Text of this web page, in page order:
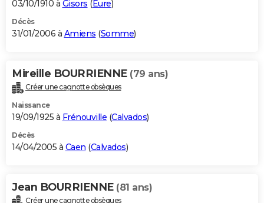
03/10/1910 à Gisors (Eure)
Décès
31/01/2006 à Amiens (Somme)
Mireille BOURRIENNE (79 ans)
Créer une cagnotte obsèques
Naissance
19/09/1925 à Frénouville (Calvados)
Décès
14/04/2005 à Caen (Calvados)
Jean BOURRIENNE (81 ans)
Créer une cagnotte obsèques